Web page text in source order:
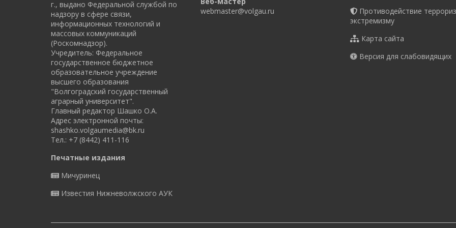
г., выдано Федеральной службой по
надзору в сфере связи,
информационных технологий и
массовых коммуникаций
(Роскомнадзор).
Учредитель: Федеральное
государственное бюджетное
образовательное учреждение
высшего образования
"Волгоградский государственный
аграрный университет".
Главный редактор Шашко О.А.
Адрес электронной почты:
shashko.volgaumedia@bk.ru
Тел.: +7 (8442) 411-116
Печатные издания
Мичуринец
Известия Нижневолжского АУК
webmaster@volgau.ru
Противодействие
экстремизму
Карта сайта
Версия для слабовидящих